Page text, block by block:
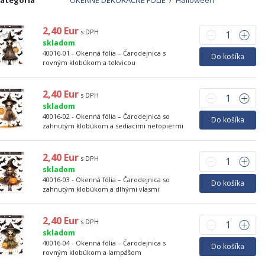
2,40 Eurs DPH
skladom
40016-01 - Okenná fólia – Čarodejnica s
rovným klobúkom a tekvicou
Do košíka
2,40 Eurs DPH
skladom
40016-02 - Okenná fólia – Čarodejnica so
zahnutým klobúkom a sediacimi netopiermi
Do košíka
2,40 Eurs DPH
skladom
40016-03 - Okenná fólia – Čarodejnica so
zahnutým klobúkom a dlhými vlasmi
Do košíka
2,40 Eurs DPH
skladom
40016-04 - Okenná fólia – Čarodejnica s
rovným klobúkom a lampášom
Do košíka